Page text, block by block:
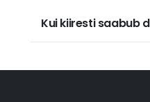
Kui kiiresti saabub